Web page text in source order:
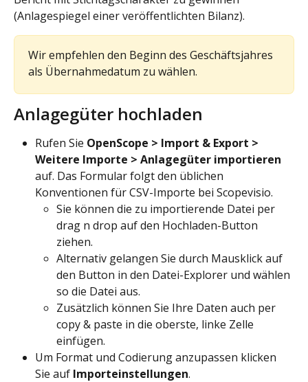
(Anlagespiegel einer veröffentlichten Bilanz).
Wir empfehlen den Beginn des Geschäftsjahres
als Übernahmedatum zu wählen.
Anlagegüter hochladen
Rufen Sie OpenScope > Import & Export >
Weitere Importe > Anlagegüter importieren
auf. Das Formular folgt den üblichen
Konventionen für CSV-Importe bei Scopevisio.
Sie können die zu importierende Datei per
drag n drop auf den Hochladen-Button
ziehen.
Alternativ gelangen Sie durch Mausklick auf
den Button in den Datei-Explorer und wählen
so die Datei aus.
Zusätzlich können Sie Ihre Daten auch per
copy & paste in die oberste, linke Zelle
einfügen.
Um Format und Codierung anzupassen klicken
Sie auf Importeinstellungen.